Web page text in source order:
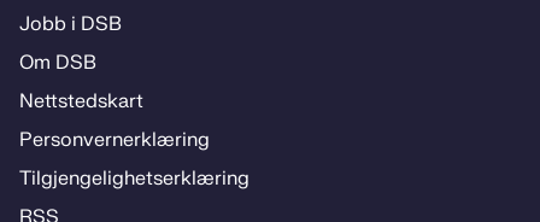
Jobb i DSB
Om DSB
Nett­steds­­kart
Per­­son­ver­n­er­klæ­­ring
Til­­­gjen­­ge­­lig­hets­­er­klæ­­ring